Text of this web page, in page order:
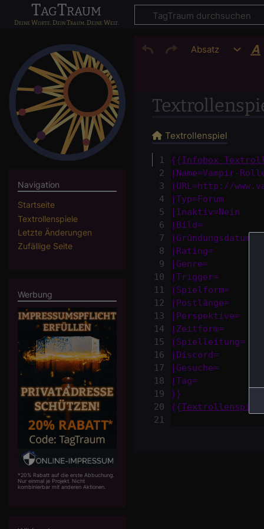
TagTraum
Absatz
Textrollenspiel
{{Infobox
|Name=Vampir-
|URL=http://
|Typ=Forum
|Inaktiv=Nein
|Bild=
|Gründungsdatum=
|Rating=
|Genre=
|Trigger=
|Spielform=
|Postlänge=
|Perspektive=
|Zeitform=
|Spielleitung=
|Discord=
|Gesuche=
|Tag=
}}
1 {{Infobox
2
| Name=Vampir-
3
| URL=http://
4
|Typ=Forum
5
| Inaktiv=Nein
6
| Bild=
7
| Gründungsdatum=
8
| Rating=
9
| Genre=
10
|Trigger=
11
| Spielform=
12
| Postlänge=
13
| Perspektive=
14
| Zeitform=
15
| Spielleitung=
16
| Discord=
17
| Gesuche=
18
|Tag=
19
}}
20
{{
21
Navigation
Startseite
Textrollenspiele
Letzte Änderungen
Zufällige Seite
Werbung
*20% Rabatt auf die erste Abbuchung.
Nur einmal je Projekt. Nicht
kombinierbar mit anderen Aktionen.